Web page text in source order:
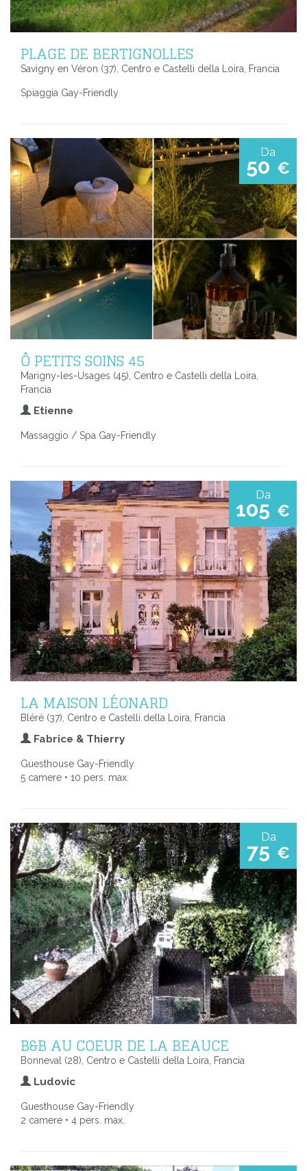
PLAGE DE BERTIGNOLLES
Savigny en Véron (37), Centro e Castelli della Loira, Francia
Spiaggia Gay-Friendly
Da
50 €
Ô PETITS SOINS 45
Marigny-les-Usages (45), Centro e Castelli della Loira,
Francia
Etienne
Massaggio / Spa Gay-Friendly
Da
105 €
LA MAISON LÉONARD
Bléré (37), Centro e Castelli della Loira, Francia
Fabrice & Thierry
Guesthouse Gay-Friendly
5 camere • 10 pers. max.
Da
75 €
B&B AU COEUR DE LA BEAUCE
Bonneval (28), Centro e Castelli della Loira, Francia
Ludovic
Guesthouse Gay-Friendly
2 camere • 4 pers. max.